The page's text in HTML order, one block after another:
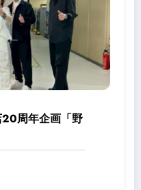
周年企画「野